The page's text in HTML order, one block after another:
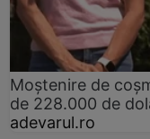
Moștenire de
de 228.000 de
adevarul.ro